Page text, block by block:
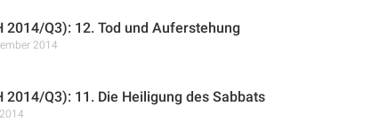
Q3): 12. Tod und Auferstehung
2014
Q3): 11. Die Heiligung des Sabbats